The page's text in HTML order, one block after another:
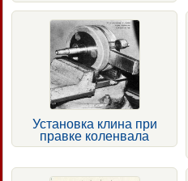
Установка клина при
правке коленвала